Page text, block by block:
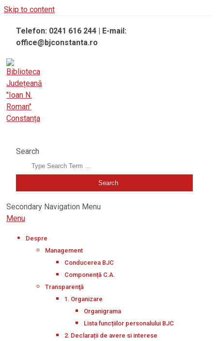
Skip to content
Telefon: 0241 616 244 | E-mail:
office@bjconstanta.ro
Search
Secondary Navigation Menu
Menu
Despre
Management
Conducerea BJC
Componență C.A.
Transparenţă
1. Organizare
Organigrama
Lista funcțiilor personalului BJC
2. Declarații de avere si interese